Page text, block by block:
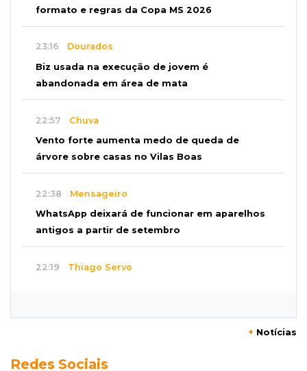
formato e regras da Copa MS 2026
23:16 Dourados
Biz usada na execução de jovem é
abandonada em área de mata
22:57 Chuva
Vento forte aumenta medo de queda de
árvore sobre casas no Vilas Boas
22:38 Mensageiro
WhatsApp deixará de funcionar em aparelhos
antigos a partir de setembro
22:19 Thiago Servo
Semana vai começar com 909 novas
+ Notícias
Redes Sociais